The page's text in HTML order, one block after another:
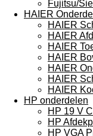
Fujitsu/
HAIER
HAIER
HAIER
HAIER
HAIER
HAIER
HAIER
HAIER
HP onderdelen
HP 19 V
HP
HP VGA